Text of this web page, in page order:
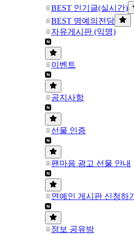
BEST 인기글(실시간)
BEST 명예의전당
자유게시판 (익명)
이벤트
공지사항
선물 인증
팬마음 광고 선물 안내
연예인 게시판 신청하기
정보 공유방